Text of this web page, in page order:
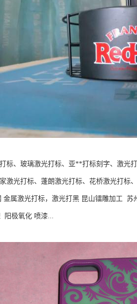
标、玻璃激光打标、亚**打标刻字、激光
激光打标、蓬朗激光打标、花桥激光打标
金属激光打标，激光打黑 昆山镭雕加工
阳极氧化 喷漆...